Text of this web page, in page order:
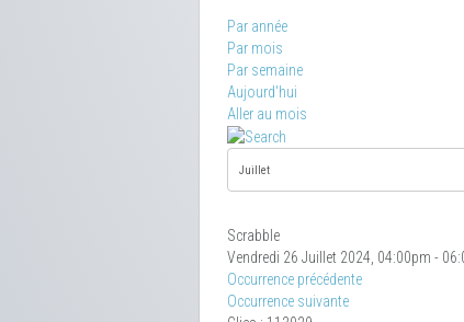
Par année
Par mois
Par semaine
Aujourd'hui
Aller au mois
Scrabble
Vendredi 26 Juillet 2024, 04:00pm -
Occurrence précédente
Occurrence suivante